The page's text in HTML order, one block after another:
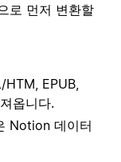
로 먼저 변환할
EPUB,
옵니다.
Notion 데이터